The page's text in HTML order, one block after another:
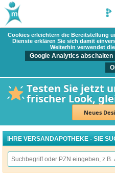
Cookies erleichtern die Bereitstellung
Dienste erklären Sie sich damit
Weiterhin verwendet
Google Analytics abschalten
Testen Sie jetzt
frischer Look,
Neues
IHRE VERSANDAPOTHEKE - SIE